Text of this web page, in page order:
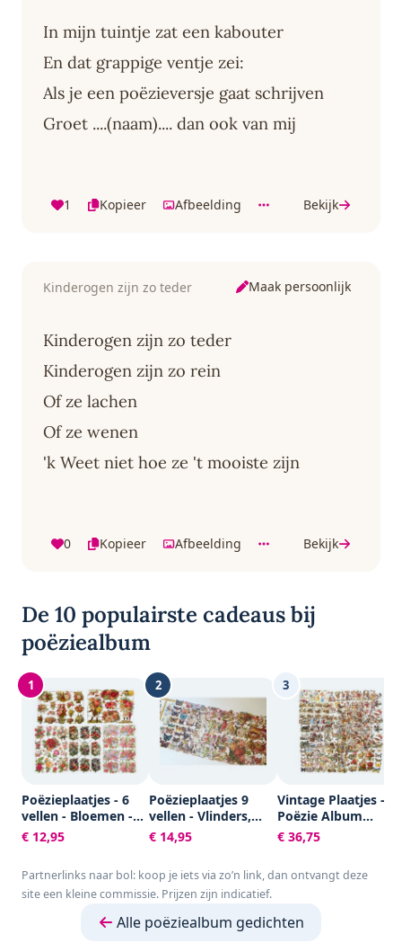
In mijn tuintje zat een kabouter
En dat grappige ventje zei:
Als je een poëzieversje gaat schrijven
Groet ....(naam).... dan ook van mij
1 Kopieer Afbeelding Bekijk
Kinderogen zijn zo teder Maak persoonlijk
Kinderogen zijn zo teder
Kinderogen zijn zo rein
Of ze lachen
Of ze wenen
'k Weet niet hoe ze 't mooiste zijn
0 Kopieer Afbeelding Bekijk
De 10 populairste cadeaus bij
poëziealbum
1
Poëzieplaatjes - 6
vellen - Bloemen -
Poëziealbum -
hobby - creatief -
vriendenboek -
dagboek -
€ 12,95
2
Poëzieplaatjes 9
vellen - Vlinders,
Vogels, Bloemen,
Poezen en Roosjes
€ 14,95
3
Vintage Plaatjes -
Poëzie Album
Plaatjes -
Knipplaatjes -
Maken - Allerlei -
€ 36,75
Partnerlinks naar bol: koop je iets via zo’n link, dan ontvangt deze
site een kleine commissie. Prijzen zijn indicatief.
Alle poëziealbum gedichten